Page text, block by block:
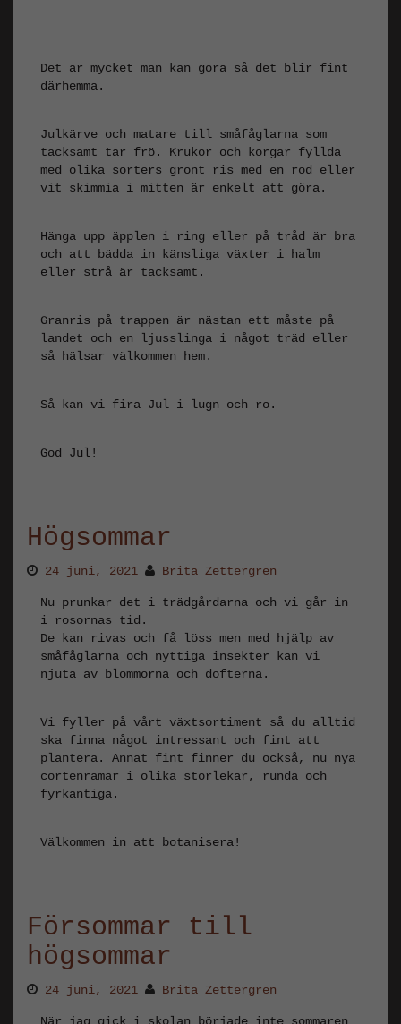
Det är mycket man kan göra så det blir fint
därhemma.
Julkärve och matare till småfåglarna som
tacksamt tar frö. Krukor och korgar fyllda
med olika sorters grönt ris med en röd eller
vit skimmia i mitten är enkelt att göra.
Hänga upp äpplen i ring eller på tråd är bra
och att bädda in känsliga växter i halm
eller strå är tacksamt.
Granris på trappen är nästan ett måste på
landet och en ljusslinga i något träd eller
så hälsar välkommen hem.
Så kan vi fira Jul i lugn och ro.
God Jul!
Högsommar
24 juni, 2021 Brita Zettergren
Nu prunkar det i trädgårdarna och vi går in
i rosornas tid.
De kan rivas och få löss men med hjälp av
småfåglarna och nyttiga insekter kan vi
njuta av blommorna och dofterna.
Vi fyller på vårt växtsortiment så du alltid
ska finna något intressant och fint att
plantera. Annat fint finner du också, nu nya
cortenramar i olika storlekar, runda och
fyrkantiga.
Välkommen in att botanisera!
Försommar till
högsommar
24 juni, 2021 Brita Zettergren
När jag gick i skolan började inte sommaren